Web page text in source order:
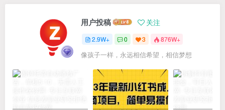
用户投稿 关注
2.9W+ 0 3 876W+
像孩子一样，永远相信希望，相信梦想